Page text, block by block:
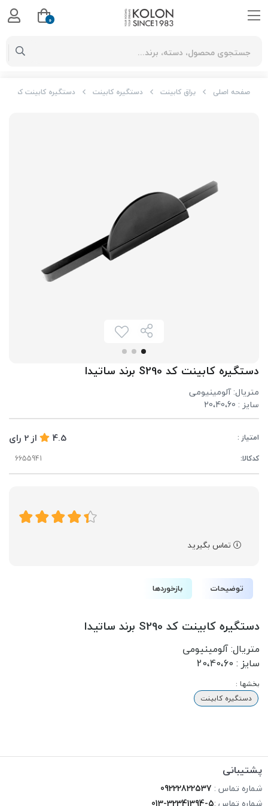
صفحه اصلی یراق کابینت دستگیره کابینت دستگیره کابینت کد S290 برند ساتیدا
دستگیره کابینت کد S290 برند ساتیدا
متریال: آلومینیومی
سایز : 20،40،60
امتیاز : 4.5 از 2 رای
کدکالا:
تماس بگیرید
توضیحات بازخوردها
دستگیره کابینت کد S290 برند ساتیدا
متریال: آلومینیومی
سایز : 20،40،60
بخشها :
دستگیره کابینت
پشتیبانی
شماره تماس : 09222822537
0